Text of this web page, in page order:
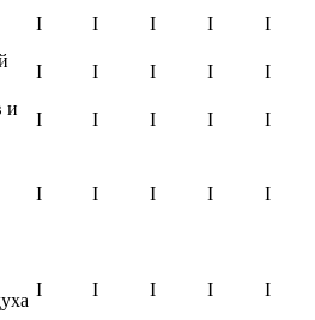
I I I I
I
I I I I
I
и
I I I I
I
I I I I
I
I I I I
I